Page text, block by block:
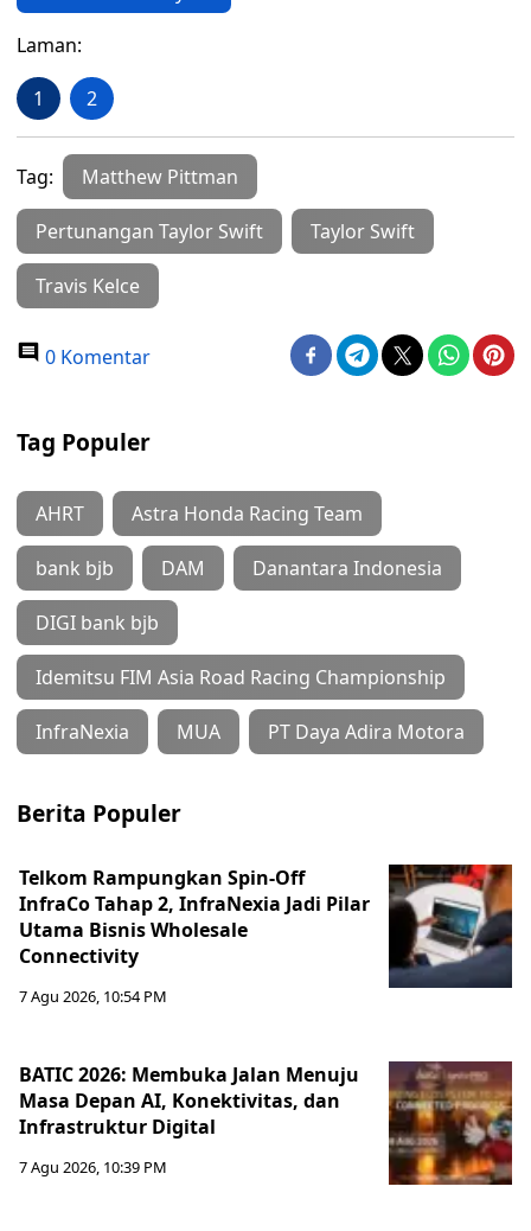
Laman:
1 2
Tag: Matthew Pittman
Pertunangan Taylor Swift Taylor Swift
Travis Kelce
0 Komentar
Tag Populer
AHRT Astra Honda Racing Team
bank bjb DAM Danantara Indonesia
DIGI bank bjb
Idemitsu FIM Asia Road Racing Championship
InfraNexia MUA PT Daya Adira Motora
Berita Populer
Telkom Rampungkan Spin-Off
InfraCo Tahap 2, InfraNexia Jadi Pilar
Utama Bisnis Wholesale
Connectivity
7 Agu 2026, 10:54 PM
BATIC 2026: Membuka Jalan Menuju
Masa Depan AI, Konektivitas, dan
Infrastruktur Digital
7 Agu 2026, 10:39 PM